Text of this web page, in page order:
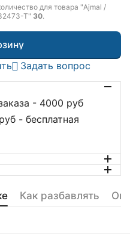
для товара "Ajmal /
T" 30.
Задать вопрос
- 4000 руб
- бесплатная
Как разбавлять